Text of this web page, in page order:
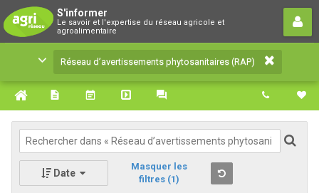
S'informer
Le savoir et l'expertise du réseau agricole et
agroalimentaire
Réseau d’avertissements
phytosanitaires (RAP)
Le savoir et l'expertise du réseau agricole et
agroalimentaire
Réseau d’avertissements phytosanitaires (RAP)
Date
Masquer les
filtres (1)